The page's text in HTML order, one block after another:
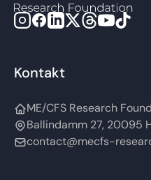
Kontakt
ME/CFS Research
Ballindamm 27, 20095
contact@mecfs-